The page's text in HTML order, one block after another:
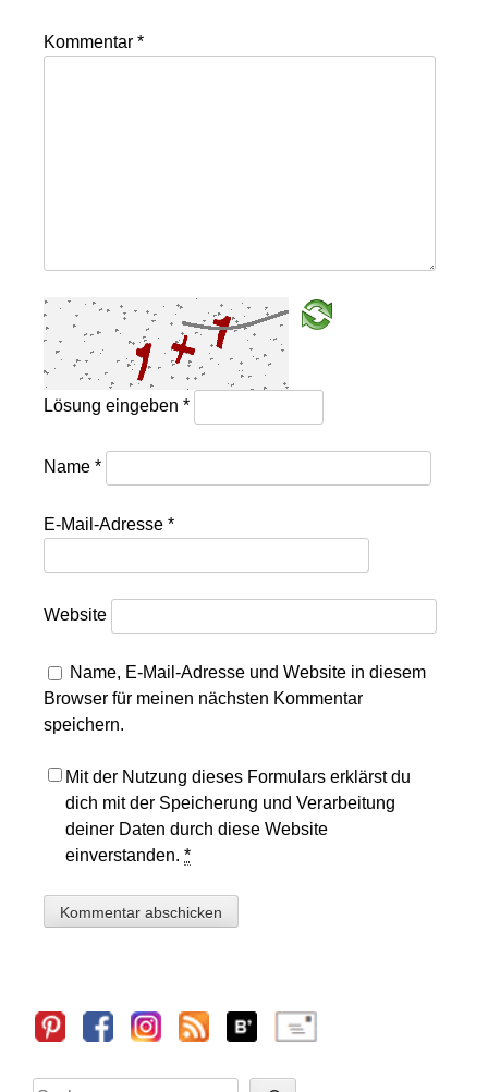
Kommentar*
Lösung eingeben*
Name*
E-Mail-Adresse*
Website
Name, E-Mail-Adresse und Website in diesem
Browser für meinen nächsten Kommentar
speichern.
Mit der Nutzung dieses Formulars erklärst du
dich mit der Speicherung und Verarbeitung
deiner Daten durch diese Website
einverstanden.*
Sidebar